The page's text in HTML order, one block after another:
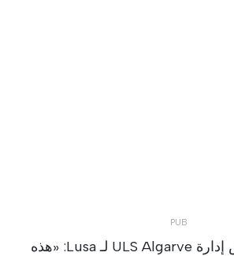
قال رئيس مجلس إدارة ULS Algarve لـ Lusa: «هذه